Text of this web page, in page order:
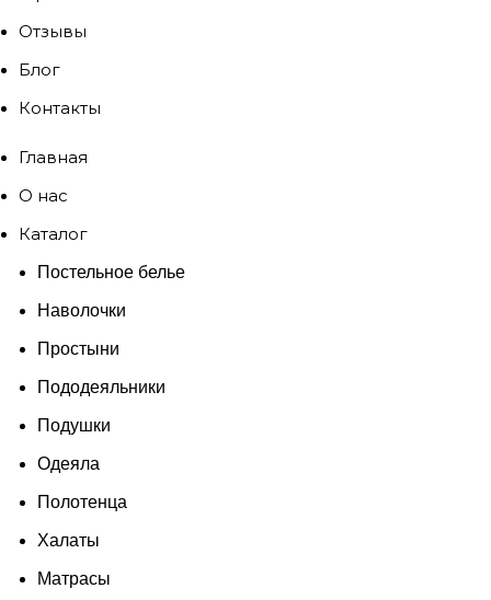
Отзывы
Блог
Контакты
Главная
О нас
Каталог
Постельное белье
Наволочки
Простыни
Пододеяльники
Подушки
Одеяла
Полотенца
Халаты
Матрасы